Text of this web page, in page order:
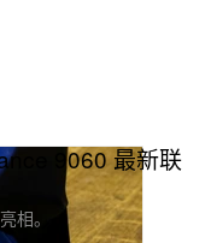
9060 最新联
相。